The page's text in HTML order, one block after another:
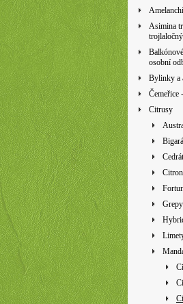
Asimina
trojlaločný
osobní
Bylinky a
Čemeřice
Citrusy
Grepy